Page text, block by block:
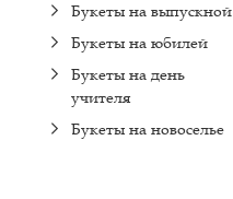
Букеты на выпускной
Букеты на юбилей
Букеты на день
учителя
Букеты на новоселье